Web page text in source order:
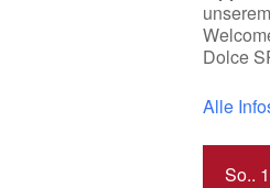
Dolce
Alle
So..